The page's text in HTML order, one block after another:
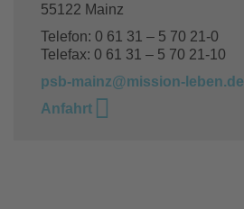
55122 Mainz
Telefon: 0 61 31 – 5 70 21-0
Telefax: 0 61 31 – 5 70 21-10
psb-mainz@mission-leben.de
Anfahrt